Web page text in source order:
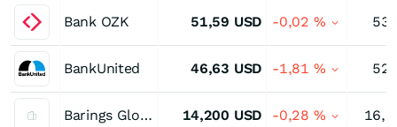
Bank OZK 51,59 USD -0,02 %
BankUnited 46,63 USD -1,81 %
Barings Global Short Duration High Yield Fund of Benef Interest 14,200 USD -0,28 %